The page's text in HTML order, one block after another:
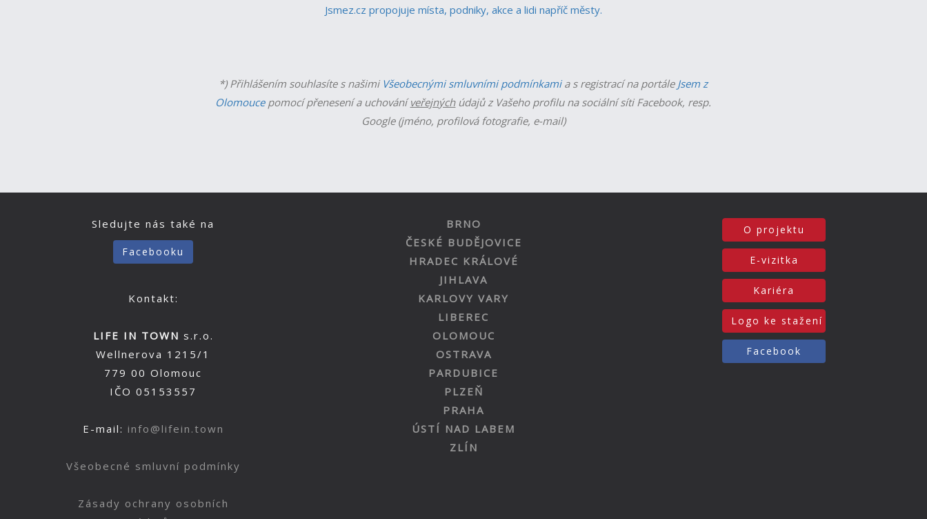
Jsmez.cz propojuje místa, podniky, akce a lidi napříč městy.
*) Přihlášením souhlasíte s našimi Všeobecnými smluvními podmínkamia s registrací na portále Jsem z
Olomoucepomocí přenesení a uchováníveřejnýchúdajů z Vašeho profilu na sociální síti Facebook, resp.
Google (jméno, profilová fotografie, e-mail)
Sledujte nás také na
Facebooku
Kontakt:
LIFE IN TOWN s.r.o.
Wellnerova 1215/1
779 00 Olomouc
IČO 05153557
E-mail: info@lifein.town
Všeobecné smluvní podmínky
Zásady ochrany osobních
BRNO
ČESKÉ BUDĚJOVICE
HRADEC KRÁLOVÉ
JIHLAVA
KARLOVY VARY
LIBEREC
OLOMOUC
OSTRAVA
PARDUBICE
PLZEŇ
PRAHA
ÚSTÍ NAD LABEM
ZLÍN
O projektu
E-vizitka
Kariéra
Logo ke stažení
Facebook